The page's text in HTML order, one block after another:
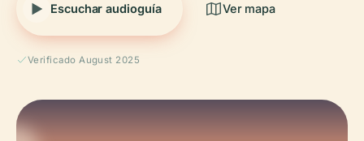
Escuchar audioguía Ver mapa
Verificado August 2025